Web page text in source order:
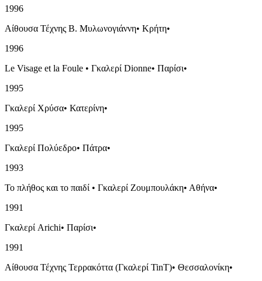
1996
Αίθουσα Τέχνης Β. Μυλωνογιάννη• Κρήτη•
1996
Le Visage et la Foule • Γκαλερί Dionne• Παρίσι•
1995
Γκαλερί Χρύσα• Κατερίνη•
1995
Γκαλερί Πολύεδρο• Πάτρα•
1993
Το πλήθος και το παιδί • Γκαλερί Ζουμπουλάκη• Αθήνα•
1991
Γκαλερί Arichi• Παρίσι•
1991
Αίθουσα Τέχνης Τερρακόττα (Γκαλερί TinT)• Θεσσαλονίκη•